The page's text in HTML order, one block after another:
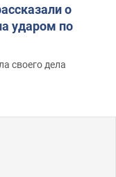
о
ударом по
своего дела